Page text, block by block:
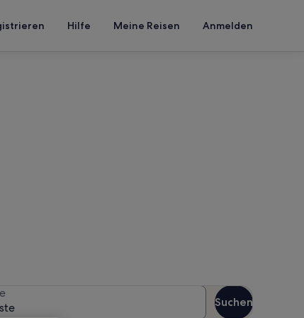
Hilfe Meine Reisen Anmelden
Suchen